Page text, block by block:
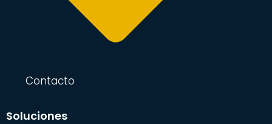
Contacto
Soluciones